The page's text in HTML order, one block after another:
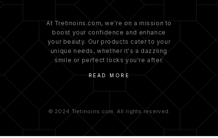
At Tretinoins.com, we're on a mission to
boost your confidence and enhance
your beauty. Our products cater to your
unique needs, whether it's a dazzling
smile or perfect locks you're after.
READ MORE
© 2024 Tretinoins.com. All rights reserved.